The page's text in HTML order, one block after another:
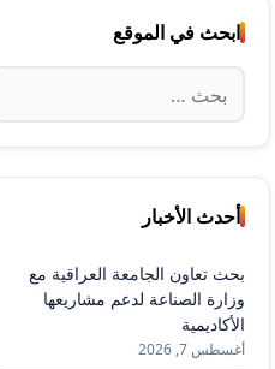
ابحث في الموقع
البحث
عن:
أحدث الأخبار
بحث تعاون الجامعة العراقية مع
وزارة الصناعة لدعم مشاريعها
الأكاديمية
أغسطس 7, 2026